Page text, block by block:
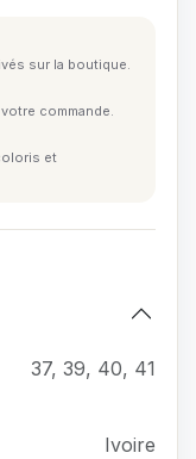
sur la boutique.
commande.
et
37, 39, 40, 41
Ivoire